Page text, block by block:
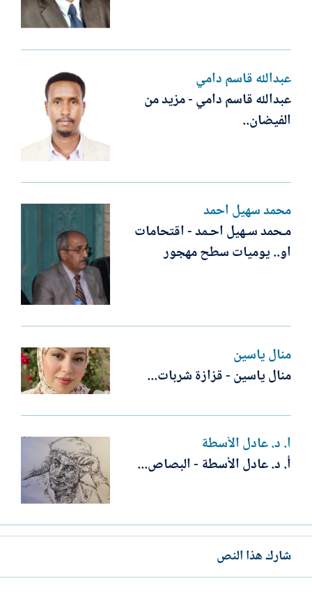
عبدالله قاسم دامي
عبدالله قاسم دامي - مزيد من
الفيضان..
محمد سهيل أحمد
مـحمد سـهيل احـمد - اقتحامات
او.. يوميات سطح مهجور
منال ياسين
منال ياسين - قزازة شربات...
أ. د. عادل الأسطة
أ. د. عادل الأسطة - البصاص...
شارك هذا النص